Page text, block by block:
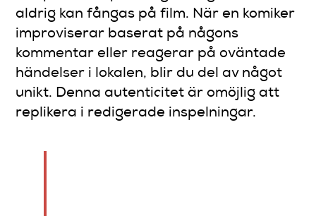
aldrig kan fångas på film. När en komiker
improviserar baserat på någons
kommentar eller reagerar på oväntade
händelser i lokalen, blir du del av något
unikt. Denna autenticitet är omöjlig att
replikera i redigerade inspelningar.